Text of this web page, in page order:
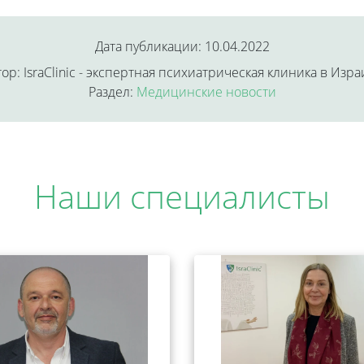
Дата публикации: 10.04.2022
IsraClinic - экспертная психиатрическая клиника в
Раздел: Медицинские новости
Наши специалисты